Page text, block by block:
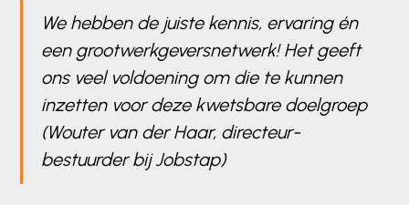
We hebben de juiste kennis, ervaring én
een grootwerkgeversnetwerk! Het geeft
ons veel voldoening om die te kunnen
inzetten voor deze kwetsbare doelgroep
(Wouter van der Haar, directeur-
bestuurder bij Jobstap)